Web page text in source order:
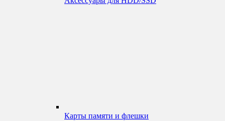
Карты памяти и флешки